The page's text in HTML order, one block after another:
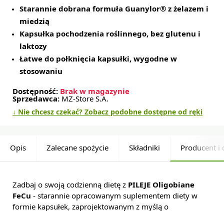
Starannie dobrana formuła Guanylor® z żelazem i
miedzią
Kapsułka pochodzenia roślinnego, bez glutenu i
laktozy
Łatwe do połknięcia kapsułki, wygodne w
stosowaniu
Dostępność: Brak w magazynie
Sprzedawca: MZ-Store S.A.
↓ Nie chcesz czekać? Zobacz podobne dostępne od ręki
Opis Zalecane spożycie Składniki Producent i
Zadbaj o swoją codzienną dietę z PILEJE Oligobiane
FeCu - starannie opracowanym suplementem diety w
formie kapsułek, zaprojektowanym z myślą o